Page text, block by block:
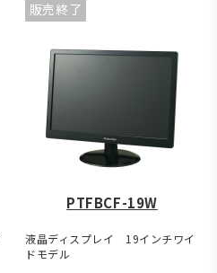
販売終了
PTFBCF-19W
液晶ディスプレイ 19インチワイ
ドモデル